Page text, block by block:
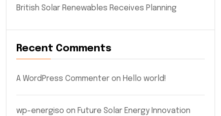
British Solar Renewables Receives Planning
Recent Comments
A WordPress Commenter on Hello world!
wp-energiso on Future Solar Energy Innovation